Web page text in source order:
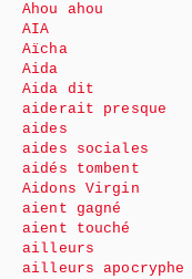
Ahou ahou
AIA
Aïcha
Aida
Aida dit
aiderait presque
aides
aides sociales
aidés tombent
Aidons Virgin
aient gagné
aient touché
ailleurs
ailleurs apocryphe